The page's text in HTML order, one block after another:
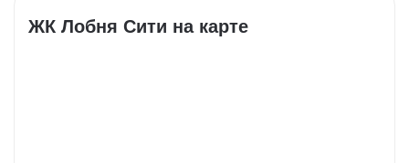
ЖК Лобня Сити на карте